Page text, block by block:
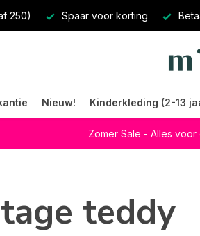
250) Spaar voor korting
Nieuw! Kinderkleding (2-13
Zomer Sale - Alles
teddy